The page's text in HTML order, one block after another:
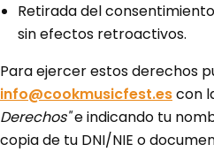
Retirada del
sin efectos retroactivos.
Para ejercer estos derechos
info@cookmusicfest.escon
Derechos"e indicando tu
copia de tu DNI/NIE o